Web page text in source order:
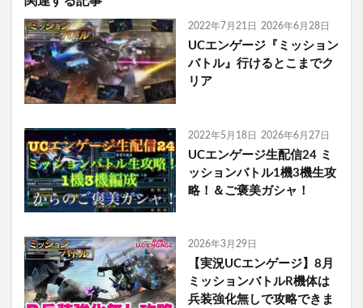
2022年7月21日 2026年6月28日
UCエンゲージ『ミッション
バトル』行けるとこまでク
リア
2022年5月18日 2026年6月27日
UCエンゲージ生配信24 ミ
ッションバトル1機3機生攻
略！＆ご褒美ガシャ！
2026年3月29日
【実況UCエンゲージ】8月
ミッションバトルR機体は
兵装強化無しで攻略できま